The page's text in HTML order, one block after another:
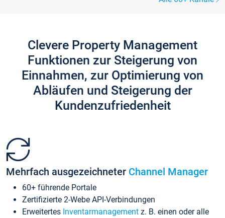
Clevere Property Management
Funktionen zur Steigerung von
Einnahmen, zur Optimierung von
Abläufen und Steigerung der
Kundenzufriedenheit
Mehrfach ausgezeichneter Channel Manager
60+ führende Portale
Zertifizierte 2-Webe API-Verbindungen
Erweitertes Inventarmanagement z. B. einen oder alle